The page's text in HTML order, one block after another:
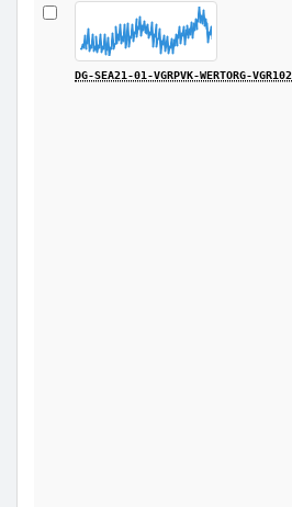
DG-SEA21-01-VGRPVK-WERTORG-VGR102